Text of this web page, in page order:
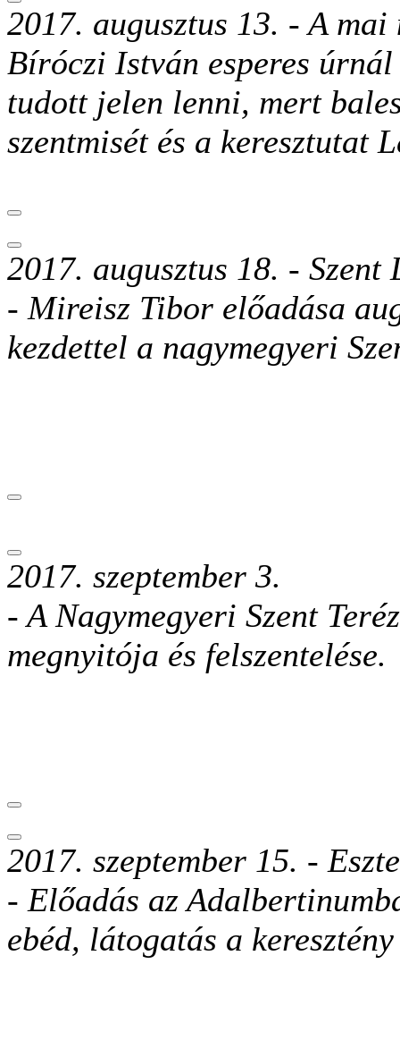
2017. augusztus 13. - A mai
Bíróczi István esperes
tudott jelen lenni, mert
szentmisét és a keresztutat
2017. augusztus 18. - Szent
- Mireisz Tibor előadása
kezdettel a nagymegyeri
2017. szeptember 3.
- A Nagymegyeri Szent
megnyitója és felszentelése.
2017. szeptember 15. -
- Előadás az
ebéd, látogatás a